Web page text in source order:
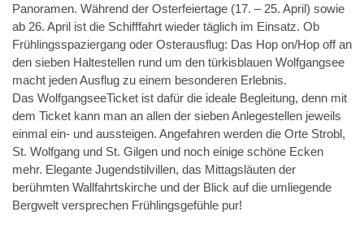
Panoramen. Während der Osterfeiertage (17. – 25. April) sowie
ab 26. April ist die Schifffahrt wieder täglich im Einsatz. Ob
Frühlingsspaziergang oder Osterausflug: Das Hop on/Hop off an
den sieben Haltestellen rund um den türkisblauen Wolfgangsee
macht jeden Ausflug zu einem besonderen Erlebnis.
Das WolfgangseeTicket ist dafür die ideale Begleitung, denn mit
dem Ticket kann man an allen der sieben Anlegestellen jeweils
einmal ein- und aussteigen. Angefahren werden die Orte Strobl,
St. Wolfgang und St. Gilgen und noch einige schöne Ecken
mehr. Elegante Jugendstilvillen, das Mittagsläuten der
berühmten Wallfahrtskirche und der Blick auf die umliegende
Bergwelt versprechen Frühlingsgefühle pur!